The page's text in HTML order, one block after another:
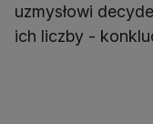
uzmysłowi
ich liczby -